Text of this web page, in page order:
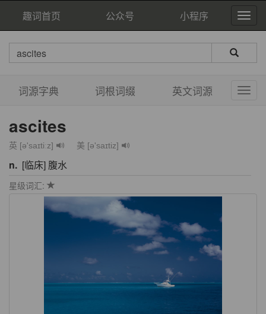
趣词首页 公众号 小程序
词源字典 词根词缀 英文词源
ascites
英 [ə'saɪtiːz] 美 [ə'saɪtiz]
n. [临床] 腹水
星级词汇: